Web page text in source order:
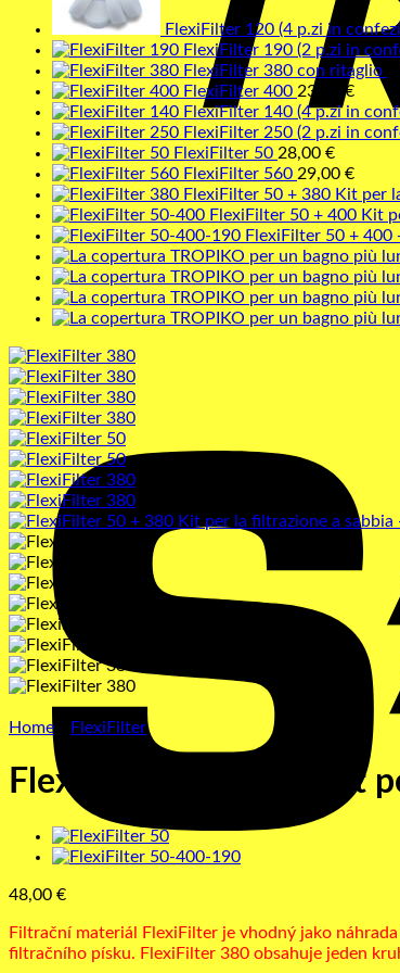
FlexiFilter 120 (4 p.zi in
FlexiFilter 190 (2 p.zi in
FlexiFilter 380 con ritaglio
FlexiFilter 400 23,00 €
FlexiFilter 140 (4 p.zi in
FlexiFilter 250 (2 p.zi in
FlexiFilter 50 28,00 €
FlexiFilter 560 29,00 €
FlexiFilter 50 + 380 Kit per
FlexiFilter 50 + 400 Kit
FlexiFilter 50 + 400
Home FlexiFilter
FlexiFilter 50 + 380 Kit
48,00 €
Filtrační materiál FlexiFilter je vhodný jako
filtračního písku. FlexiFilter 380 obsahuje jeden